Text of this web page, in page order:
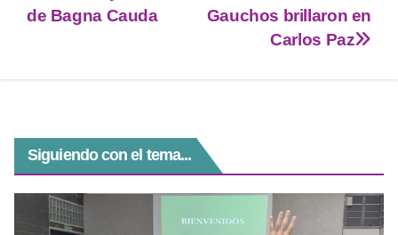
p
m
o
Gauchos brillaron en
Carlos Paz
de Bagna Cauda
Siguiendo con el tema...